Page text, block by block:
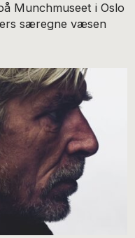
Munchmuseet i Oslo
særegne væsen